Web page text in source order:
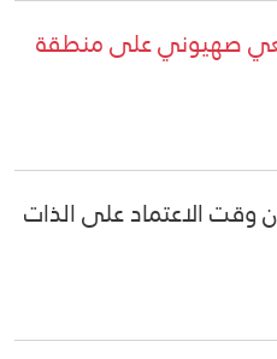
صهيوني على منطقة
وقت الاعتماد على الذات